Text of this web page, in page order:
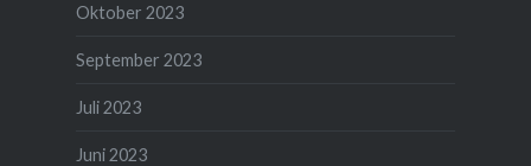
Oktober 2023
September 2023
Juli 2023
Juni 2023